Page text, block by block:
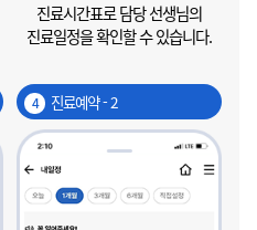
진료시간표로 담당 선생님의
진료일정을 확인할 수 있습니다.
4 진료예약 - 2